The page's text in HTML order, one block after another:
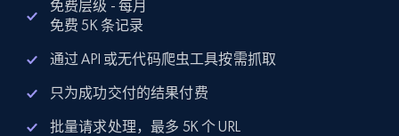
免费层级 - 每月
免费 5K 条记录
通过 API 或无代码爬虫工具按需抓取
只为成功交付的结果付费
批量请求处理，最多 5K 个 URL